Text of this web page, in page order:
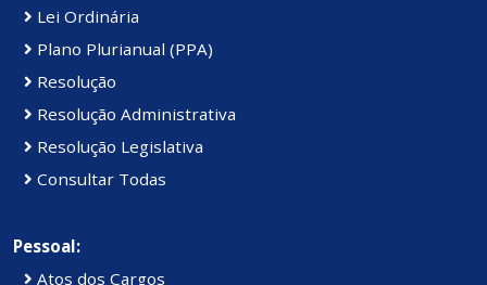
Lei Ordinária
Plano Plurianual (PPA)
Resolução
Resolução Administrativa
Resolução Legislativa
Consultar Todas
Pessoal:
Atos dos Cargos